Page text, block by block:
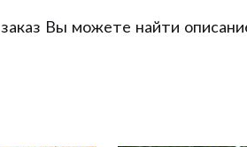
Вы можете найти